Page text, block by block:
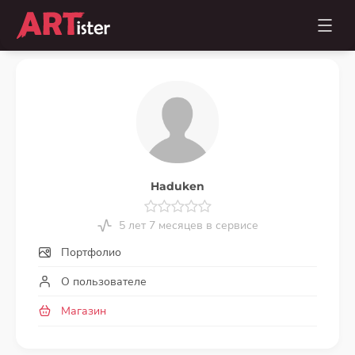
Haduken
5 лет 7 месяцев в сервисе
Портфолио
О пользователе
Магазин